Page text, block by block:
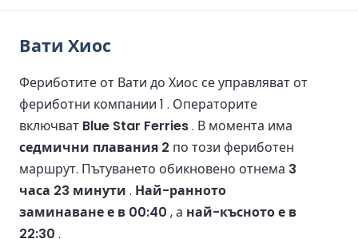
Вати Хиос
Фериботите от Вати до Хиос се управляват от
фериботни компании 1 . Операторите
включват Blue Star Ferries. В момента има
седмични плавания 2 по този фериботен
маршрут. Пътуването обикновено отнема 3
часа 23 минути . Най-ранното
заминаване е в 00:40 , а най-късното е в
22:30 .